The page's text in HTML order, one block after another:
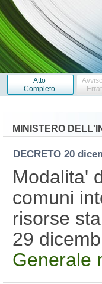
Atto
Completo
MINISTERO
DECRETO 20
Modalita'
comuni
risorse
29
Generale